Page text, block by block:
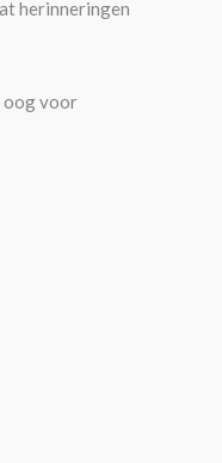
herinneringen
oog voor